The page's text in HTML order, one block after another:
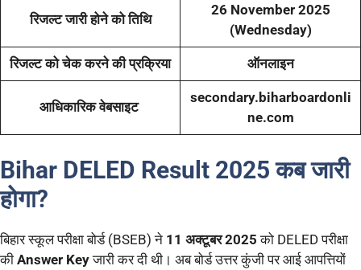
रिजल्ट जारी होने को तिथि
26 November 2025
(Wednesday)
रिजल्ट को चेक करने की प्रक्रिया ऑनलाइन
आधिकारिक वेबसाइट
secondary.biharboardonli
ne.com
Bihar DELED Result 2025 कब जारी
होगा?
बिहार स्कूल परीक्षा बोर्ड (BSEB) ने 11 अक्टूबर 2025 को DELED परीक्षा
की Answer Keyजारी कर दी थी। अब बोर्ड उत्तर कुंजी पर आई आपत्तियों